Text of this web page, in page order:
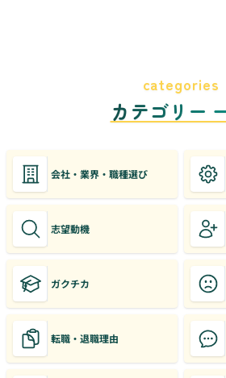
categories
カテゴリー
会社・業界・職種選び
志望動機
ガクチカ
転職・退職理由